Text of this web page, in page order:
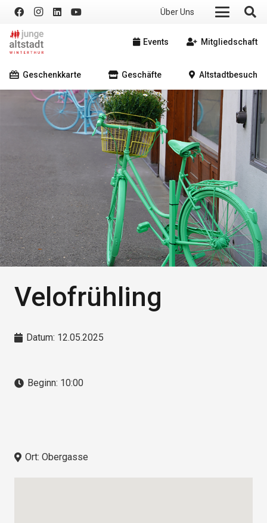
Über Uns
Events Mitgliedschaft
Geschenkkarte Geschäfte Altstadtbesuch
Velofrühling
Datum: 12.05.2025
Beginn: 10:00
Ort:Obergasse